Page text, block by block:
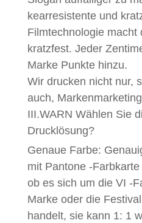
kearresistente und
Filmtechnologie macht
kratzfest. Jeder
Marke Punkte hinzu.
Wir drucken nicht nur,
auch,
III.WARN Wählen Sie
Drucklösung?
Genaue Farbe:
mit Pantone -
ob es sich um die VI -
Marke oder die
handelt, sie kann 1: 1